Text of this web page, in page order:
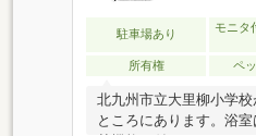
駐車場あり
モニタ
所有権 ペ
北九州市立大里柳小学
ところにあります。浴